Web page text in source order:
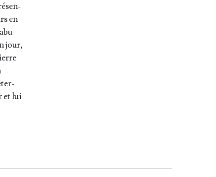
en
jour,
et lui